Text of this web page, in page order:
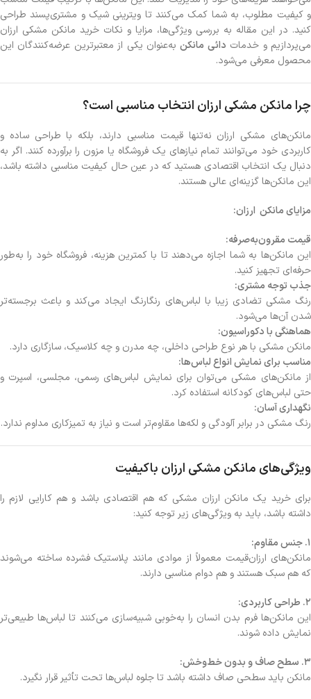
و کیفیت مطلوب، به شما کمک می‌کنند تا ویترینی شیک و مشتری‌پسند طراحی
کنید. در این مقاله به بررسی ویژگی‌ها، مزایا و نکات خرید مانکن مشکی ارزان
می‌پردازیم و خدمات دائی مانکنبه‌عنوان یکی از معتبرترین عرضه‌کنندگان این
محصول معرفی می‌شود.
چرا مانکن مشکی ارزان انتخاب مناسبی است؟
مانکن‌های مشکی ارزان نه‌تنها قیمت مناسبی دارند، بلکه با طراحی ساده و
کاربردی خود می‌توانند تمام نیازهای یک فروشگاه یا مزون را برآورده کنند. اگر به
دنبال یک انتخاب اقتصادی هستید که در عین حال کیفیت مناسبی داشته باشد،
این مانکن‌ها گزینه‌ای عالی هستند.
مزایای مانکن ارزان:
قیمت مقرون‌به‌صرفه:
این مانکن‌ها به شما اجازه می‌دهند تا با کمترین هزینه، فروشگاه خود را به‌طور
حرفه‌ای تجهیز کنید.
جذب توجه مشتری:
رنگ مشکی تضادی زیبا با لباس‌های رنگارنگ ایجاد می‌کند و باعث برجسته‌تر
شدن آن‌ها می‌شود.
هماهنگی با دکوراسیون:
مانکن مشکی با هر نوع طراحی داخلی، چه مدرن و چه کلاسیک، سازگاری دارد.
مناسب برای نمایش انواع لباس‌ها:
از مانکن‌های مشکی می‌توان برای نمایش لباس‌های رسمی، مجلسی، اسپرت و
حتی لباس‌های کودکانه استفاده کرد.
نگهداری آسان:
رنگ مشکی در برابر آلودگی و لکه‌ها مقاوم‌تر است و نیاز به تمیزکاری مداوم ندارد.
ویژگی‌های مانکن مشکی ارزان باکیفیت
برای خرید یک مانکن ارزان مشکی که هم اقتصادی باشد و هم کارایی لازم را
داشته باشد، باید به ویژگی‌های زیر توجه کنید:
1. جنس مقاوم:
مانکن‌های ارزان‌قیمت معمولاً از موادی مانند پلاستیک فشرده ساخته می‌شوند
که هم سبک هستند و هم دوام مناسبی دارند.
2. طراحی کاربردی:
این مانکن‌ها فرم بدن انسان را به‌خوبی شبیه‌سازی می‌کنند تا لباس‌ها طبیعی‌تر
نمایش داده شوند.
3. سطح صاف و بدون خط‌وخش:
مانکن باید سطحی صاف داشته باشد تا جلوه لباس‌ها تحت تأثیر قرار نگیرد.